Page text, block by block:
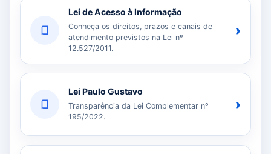
Lei de Acesso à Informação
Conheça os direitos, prazos e canais de
atendimento previstos na Lei nº
12.527/2011.
›
Lei Paulo Gustavo
Transparência da Lei Complementar nº
195/2022.
›